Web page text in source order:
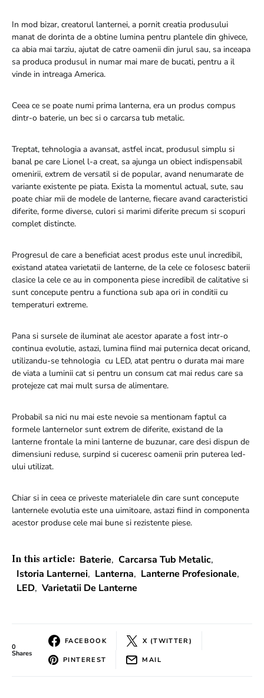
In mod bizar, creatorul lanternei, a pornit creatia produsului
manat de dorinta de a obtine lumina pentru plantele din ghivece,
ca abia mai tarziu, ajutat de catre oamenii din jurul sau, sa inceapa
sa produca produsul in numar mai mare de bucati, pentru a il
vinde in intreaga America.
Ceea ce se poate numi prima lanterna, era un produs compus
dintr-o baterie, un bec si o carcarsa tub metalic.
Treptat, tehnologia a avansat, astfel incat, produsul simplu si
banal pe care Lionel l-a creat, sa ajunga un obiect indispensabil
omenirii, extrem de versatil si de popular, avand nenumarate de
variante existente pe piata. Exista la momentul actual, sute, sau
poate chiar mii de modele de lanterne, fiecare avand caracteristici
diferite, forme diverse, culori si marimi diferite precum si scopuri
complet distincte.
Progresul de care a beneficiat acest produs este unul incredibil,
existand atatea varietatii de lanterne, de la cele ce folosesc baterii
clasice la cele ce au in componenta piese incredibil de calitative si
sunt concepute pentru a functiona sub apa ori in conditii cu
temperaturi extreme.
Pana si sursele de iluminat ale acestor aparate a fost intr-o
continua evolutie, astazi, lumina fiind mai puternica decat oricand,
utilizandu-se tehnologia cu LED, atat pentru o durata mai mare
de viata a luminii cat si pentru un consum cat mai redus care sa
protejeze cat mai mult sursa de alimentare.
Probabil sa nici nu mai este nevoie sa mentionam faptul ca
formele lanternelor sunt extrem de diferite, existand de la
lanterne frontale la mini lanterne de buzunar, care desi dispun de
dimensiuni reduse, surpind si cuceresc oamenii prin puterea led-
ului utilizat.
Chiar si in ceea ce priveste materialele din care sunt concepute
lanternele evolutia este una uimitoare, astazi fiind in componenta
acestor produse cele mai bune si rezistente piese.
In this article: Baterie, Carcarsa Tub Metalic,
Istoria Lanternei, Lanterna, Lanterne Profesionale,
LED, Varietatii De Lanterne
0
Shares
FACEBOOK X (TWITTER)
PINTEREST MAIL